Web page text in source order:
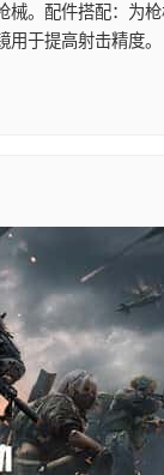
。 配件搭配：为
于提高射击精度。